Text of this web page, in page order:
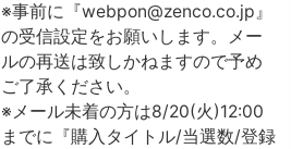
※事前に『webpon@zenco.co.jp』
の受信設定をお願いします。メー
ルの再送は致しかねますので予め
ご了承ください。
※メール未着の方は8/20(火)12:00
までに『購入タイトル/当選数/登録